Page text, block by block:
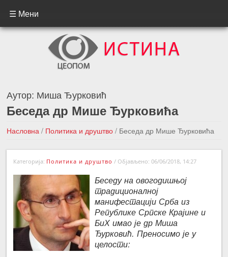
☰ Мени
Аутор: Миша Ђурковић
Беседа др Мише Ђурковића
Насловна / Политика и друштво / Беседа др Мише Ђурковића
←Претходна вест
Следећа вест →
Категорија: Политика и друштво / Објављено: 06/06/2018, 14:27
Беседу на овогодишњој
традиционалној
манифестацији Срба из
Републике Српске Крајине и
БиХ имао је др Миша
Ђурковић.Преносимо је у
целости: